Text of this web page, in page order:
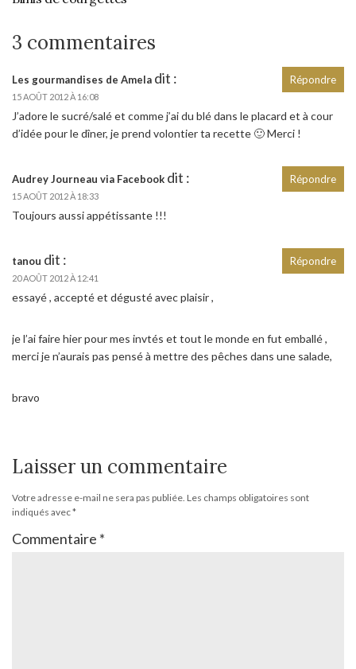
3 commentaires
Les gourmandises de Amela dit :
15 AOÛT 2012 À 16:08
J’adore le sucré/salé et comme j’ai du blé dans le placard et à cour
d’idée pour le dîner, je prend volontier ta recette 🙂 Merci !
Répondre
Audrey Journeau via Facebook dit :
15 AOÛT 2012 À 18:33
Toujours aussi appétissante !!!
Répondre
tanou dit :
20 AOÛT 2012 À 12:41
essayé , accepté et dégusté avec plaisir ,
je l’ai faire hier pour mes invtés et tout le monde en fut emballé ,
merci je n’aurais pas pensé à mettre des pêches dans une salade,
bravo
Répondre
Laisser un commentaire
Votre adresse e-mail ne sera pas publiée. Les champs obligatoires sont
indiqués avec*
Commentaire *